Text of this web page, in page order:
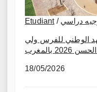
Etudiant/ دراسي
الوطني للفرس ولي
بالمغرب
18/05/2026